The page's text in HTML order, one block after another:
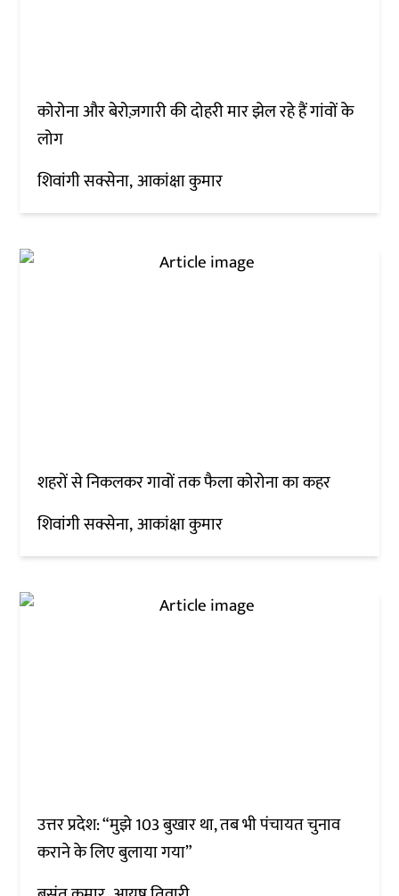
कोरोना और बेरोज़गारी की दोहरी मार झेल रहे हैं गांवों के
लोग
शिवांगी सक्सेना आकांक्षा कुमार
शहरों से निकलकर गावों तक फैला कोरोना का कहर
शिवांगी सक्सेना आकांक्षा कुमार
उत्तर प्रदेश: “मुझे 103 बुखार था, तब भी पंचायत चुनाव
कराने के लिए बुलाया गया”